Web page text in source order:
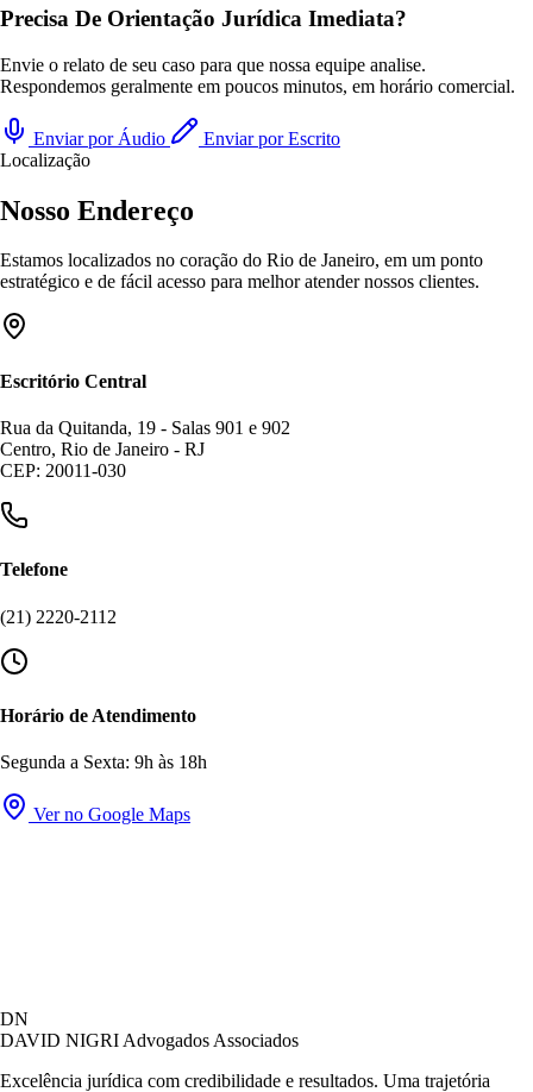
Precisa De Orientação Jurídica Imediata?
Envie o relato de seu caso para que nossa equipe analise.
Respondemos geralmente em poucos minutos, em horário comercial.
Enviar por Áudio
Enviar por Escrito
Localização
Nosso Endereço
Estamos localizados no coração do Rio de Janeiro, em um ponto
estratégico e de fácil acesso para melhor atender nossos clientes.
Escritório Central
Rua da Quitanda, 19 - Salas 901 e 902
Centro, Rio de Janeiro - RJ
CEP: 20011-030
Telefone
(21) 2220-2112
Horário de Atendimento
Segunda a Sexta: 9h às 18h
Ver no Google Maps
DN
DAVID NIGRI Advogados Associados
Excelência jurídica com credibilidade e resultados. Uma trajetória
Online agora